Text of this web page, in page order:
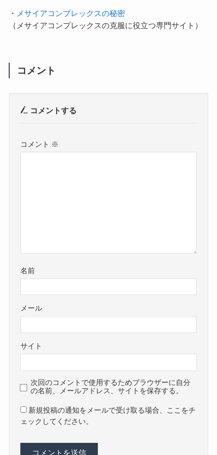
・
メサイアコンプレックスの秘密
（メサイアコンプレックスの克服に役立つ専門サイト）
コメント
コメントする
コメント ※
名前
メール
サイト
次回のコメントで使用するためブラウザーに自分
の名前、メールアドレス、サイトを保存する。
新規投稿の通知をメールで受け取る場合、ここをチ
ェックしてください。